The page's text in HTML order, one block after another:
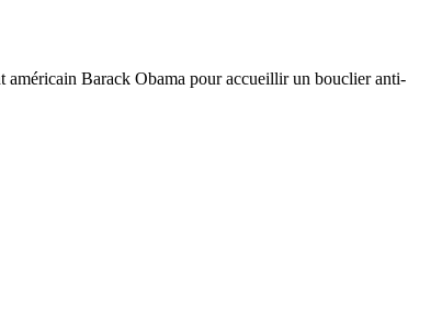
américain Barack Obama pour accueillir un bouclier anti-